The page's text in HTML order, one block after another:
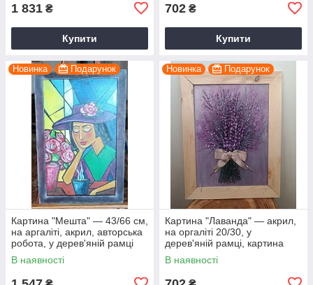
1 831 ₴
Купити
702 ₴
Купити
Новинка Подарунок
Картина "Мешта" — 43/66 см,
на аргаліті, акрил, авторська
робота, у дерев'яній рамці
ручної роботи
В наявності
Новинка Подарунок
Картина "Лаванда" — акрил,
на оргаліті 20/30, у
дерев'яній рамці, картина
об'ємна, ручна робота
В наявності